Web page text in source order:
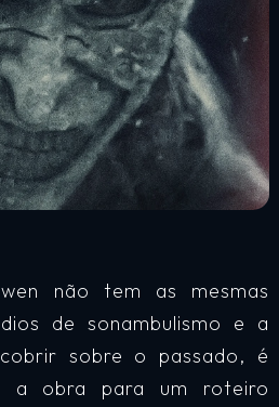
não tem as mesmas
de sonambulismo e a
sobre o passado, é
a obra para um roteiro